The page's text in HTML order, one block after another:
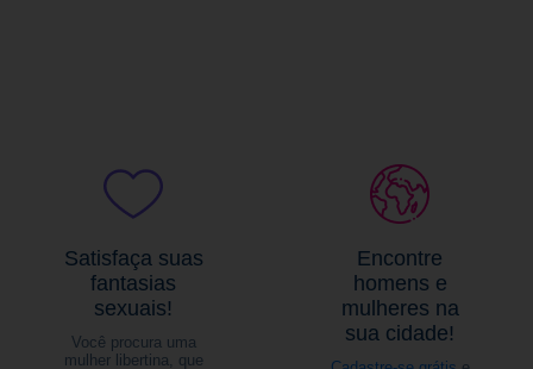
Satisfaça suas
fantasias
sexuais!
Você procura uma
mulher libertina, que
Encontre
homens e
mulheres na
sua cidade!